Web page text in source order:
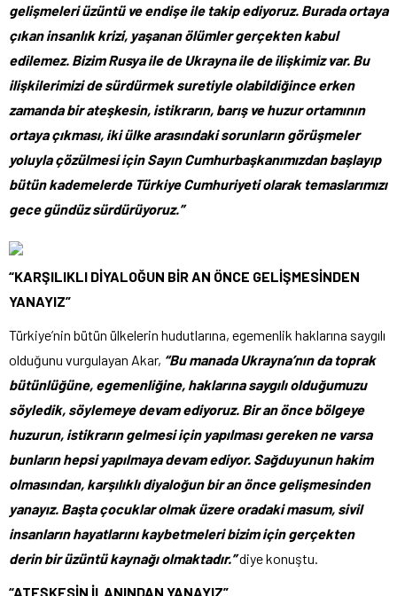
gelişmeleri üzüntü ve endişe ile takip ediyoruz. Burada ortaya
çıkan insanlık krizi, yaşanan ölümler gerçekten kabul
edilemez. Bizim Rusya ile de Ukrayna ile de ilişkimiz var. Bu
ilişkilerimizi de sürdürmek suretiyle olabildiğince erken
zamanda bir ateşkesin, istikrarın, barış ve huzur ortamının
ortaya çıkması, iki ülke arasındaki sorunların görüşmeler
yoluyla çözülmesi için Sayın Cumhurbaşkanımızdan başlayıp
bütün kademelerde Türkiye Cumhuriyeti olarak temaslarımızı
gece gündüz sürdürüyoruz.”
“KARŞILIKLI DİYALOĞUN BİR AN ÖNCE GELİŞMESİNDEN
YANAYIZ”
Türkiye’nin bütün ülkelerin hudutlarına, egemenlik haklarına saygılı
olduğunu vurgulayan Akar, “Bu manada Ukrayna’nın da toprak
bütünlüğüne, egemenliğine, haklarına saygılı olduğumuzu
söyledik, söylemeye devam ediyoruz. Bir an önce bölgeye
huzurun, istikrarın gelmesi için yapılması gereken ne varsa
bunların hepsi yapılmaya devam ediyor. Sağduyunun hakim
olmasından, karşılıklı diyaloğun bir an önce gelişmesinden
yanayız. Başta çocuklar olmak üzere oradaki masum, sivil
insanların hayatlarını kaybetmeleri bizim için gerçekten
derin bir üzüntü kaynağı olmaktadır.”diye konuştu.
“ATEŞKESİN İLANINDAN YANAYIZ”